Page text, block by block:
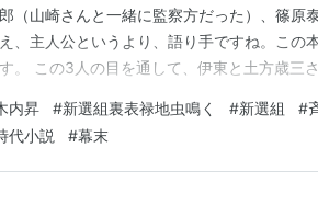
（山崎さんと一緒に監察方だった）、篠原
、主人公というより、語り手ですね。この
。 この3人の目を通して、伊東と土方歳三
気もしてきます。 前作でもそうだったけど
キャラがたっていて、それぞれが興味深い
内昇 #新選組裏表禄地虫鳴く #新選組 #
代小説 #幕末